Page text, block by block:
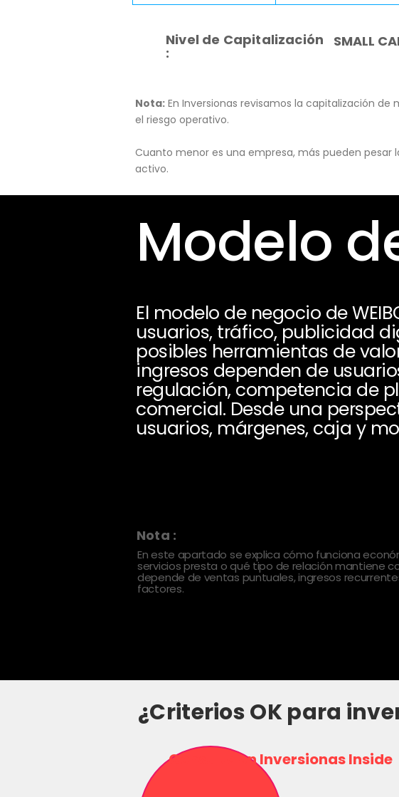
Nivel de Capitalización
:
SMALL
Nota: En Inversionas revisamos la capitalización
el riesgo operativo.
Cuanto menor es una empresa, más pueden pesar
activo.
Modelo
El modelo de negocio de
usuarios, tráfico, publicidad
posibles herramientas de
ingresos dependen de
regulación, competencia de
comercial. Desde una
usuarios, márgenes, caja y
Nota :
En este apartado se explica cómo funciona
servicios presta o qué tipo de relación mantiene
depende de ventas puntuales, ingresos
factores.
¿Criterios OK para
Consulta en Inversionas Inside